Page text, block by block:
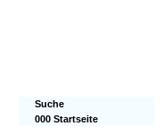
Suche
000 Startseite